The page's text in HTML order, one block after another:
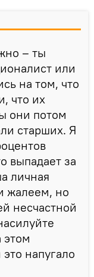
– ты
или
на том, что
что их
они потом
старших. Я
выпадает за
личная
жалеем, но
несчастной
напугало